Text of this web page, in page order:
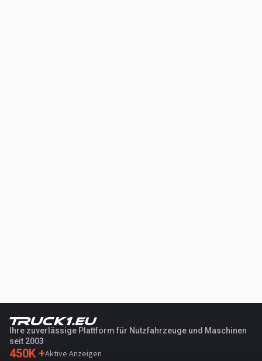
Ihre zuverlässige Plattform für Nutzfahrzeuge und Maschinen
seit 2003
450K +Aktive Anzeigen